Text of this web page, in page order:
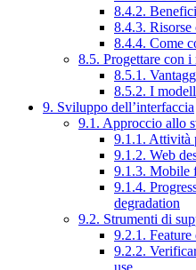
8.4.2.
8.4.3. Risorse
8.4.4. Come
8.5. Progettare con
8.5.1.
8.5.2. I
9. Sviluppo dell’interfaccia
9.1. Approccio allo
9.1.1. Attività
9.1.2. Web
9.1.3. Mobile
9.1.4.
degradation
9.2. Strumenti di
9.2.1. Feature
9.2.2.
use